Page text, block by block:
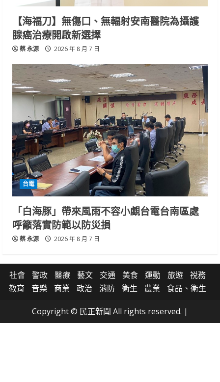
【海福刀】無傷口、無輻射安南醫院為攝護
腺癌治療開啟新選擇
蔡 永源 2026 年 8 月 7 日
台電
「白海豚」帶來風雨不容小覷台電台南區處
呼籲落實防範以防災損
蔡 永源 2026 年 8 月 7 日
社會 警政 醫療 藝文 交通 美食 運動 旅遊
祱務
教育
音樂 商業 政治 消防 衛生 農業 食品、衛生
Copyright © 民正新聞 All rights reserved. |